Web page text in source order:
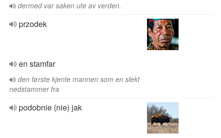
dermed var saken ute av verden.
przodek
en stamfar
den første kjente mannen som en slekt
nedstammer fra
podobnie (nie) jak